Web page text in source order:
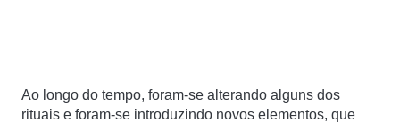
Ao longo do tempo, foram-se alterando alguns dos
rituais e foram-se introduzindo novos elementos, que